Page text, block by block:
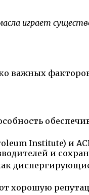
играет
важных
Institute) и
и
хорошую